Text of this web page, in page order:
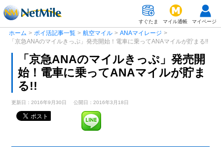
マイページ
マイル通帳
すぐたま
ホーム > ポイ活記事一覧 > 航空マイル > ANAマイレージ >
「京急ANAのマイルきっぷ」発売開始！電車に乗ってANAマイルが貯まる!!
「京急ANAのマイルきっぷ」発売開
始！電車に乗ってANAマイルが貯ま
る!!
更新日：2016年9月30日 公開日：2016年3月18日